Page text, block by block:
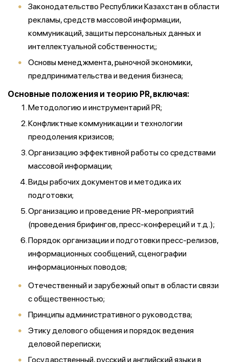
Законодательство Республики Казахстан в области
рекламы, средств массовой информации,
коммуникаций, защиты персональных данных и
интеллектуальной собственности;;
Основы менеджмента, рыночной экономики,
предпринимательства и ведения бизнеса;
Основные положения и теорию PR, включая:
Методологию и инструментарий PR;
Конфликтные коммуникации и технологии
преодоления кризисов;
Организацию эффективной работы со средствами
массовой информации;
Виды рабочих документов и методика их
подготовки;
Организацию и проведение PR-мероприятий
(проведения брифингов, пресс-конфереций и т.д.);
Порядок организации и подготовки пресс-релизов,
информационных сообщений, сценографии
информационных поводов;
Отечественный и зарубежный опыт в области связи
с общественностью;
Принципы административного руководства;
Этику делового общения и порядок ведения
деловой переписки;
Государственный, русский и английский языки в